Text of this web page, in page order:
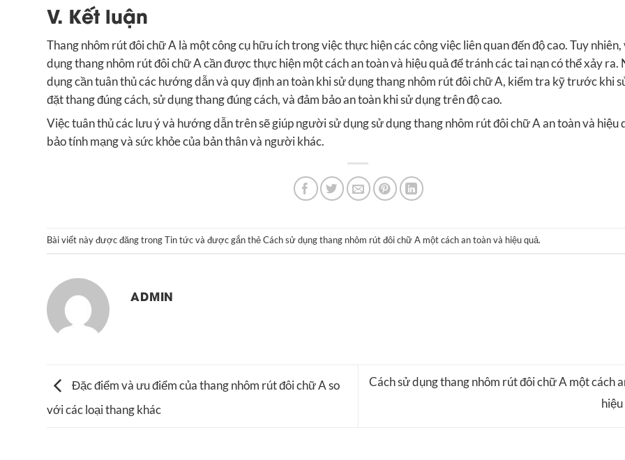
V. Kết luận
Thang nhôm rút đôi chữ A là một công cụ hữu ích trong việc thực hiện các công việc liên quan đến độ cao. Tuy nhiên,
dụng thang nhôm rút đôi chữ A cần được thực hiện một cách an toàn và hiệu quả để tránh các tai nạn có thể xảy ra.
dụng cần tuân thủ các hướng dẫn và quy định an toàn khi sử dụng thang nhôm rút đôi chữ A, kiểm tra kỹ trước khi
đặt thang đúng cách, sử dụng thang đúng cách, và đảm bảo an toàn khi sử dụng trên độ cao.
Việc tuân thủ các lưu ý và hướng dẫn trên sẽ giúp người sử dụng sử dụng thang nhôm rút đôi chữ A an toàn và hiệu
bảo tính mạng và sức khỏe của bản thân và người khác.
Bài viết này được đăng trongTin tứcvà được gắn thẻCách sử dụng thang nhôm rút đôi chữ A một cách an toàn và hiệu quả.
ADMIN
Đặc điểm và ưu điểm của thang nhôm rút đôi chữ A so
với các loại thang khác
Cách sử dụng thang nhôm rút đôi chữ A một cách